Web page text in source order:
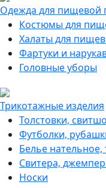
Одежда для пищевой
Костюмы для
Халаты для
Фартуки и
Головные уборы
Трикотажные изделия
Толстовки,
Футболки,
Белье
Свитера,
Носки